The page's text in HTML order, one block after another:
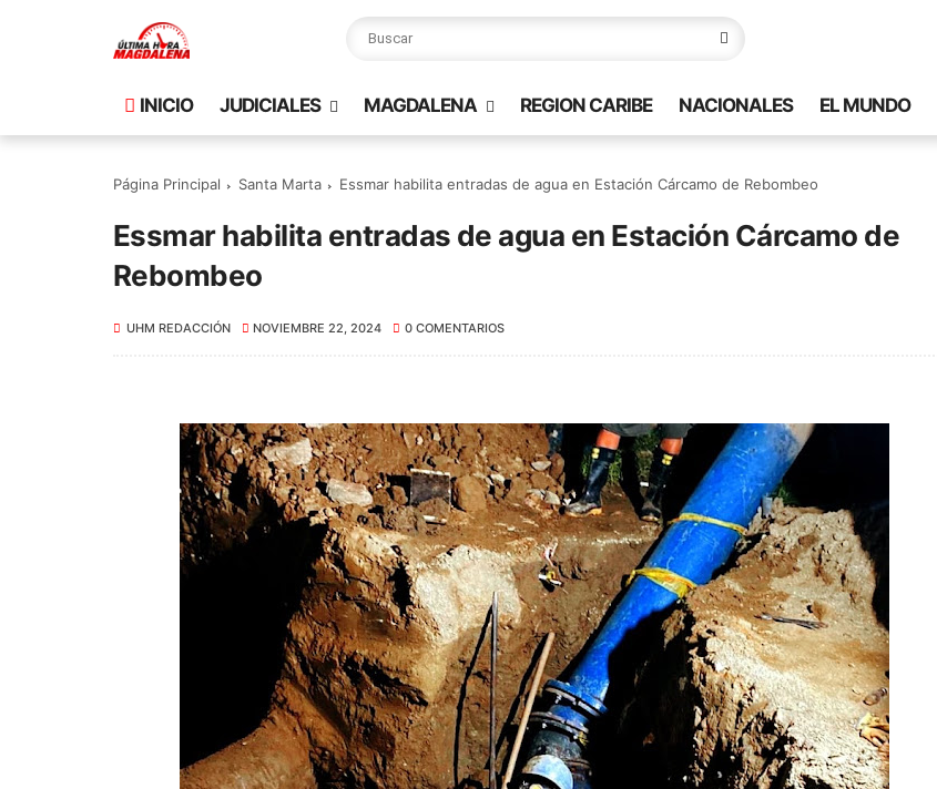
INICIO JUDICIALES MAGDALENA REGION CARIBE NACIONALES EL MUNDO
Página Principal Santa Marta Essmar habilita entradas de agua en Estación Cárcamo de Rebombeo
Essmar habilita entradas de agua en Estación Cárcamo de
Rebombeo
UHM REDACCIÓN NOVIEMBRE 22, 2024 0 COMENTARIOS